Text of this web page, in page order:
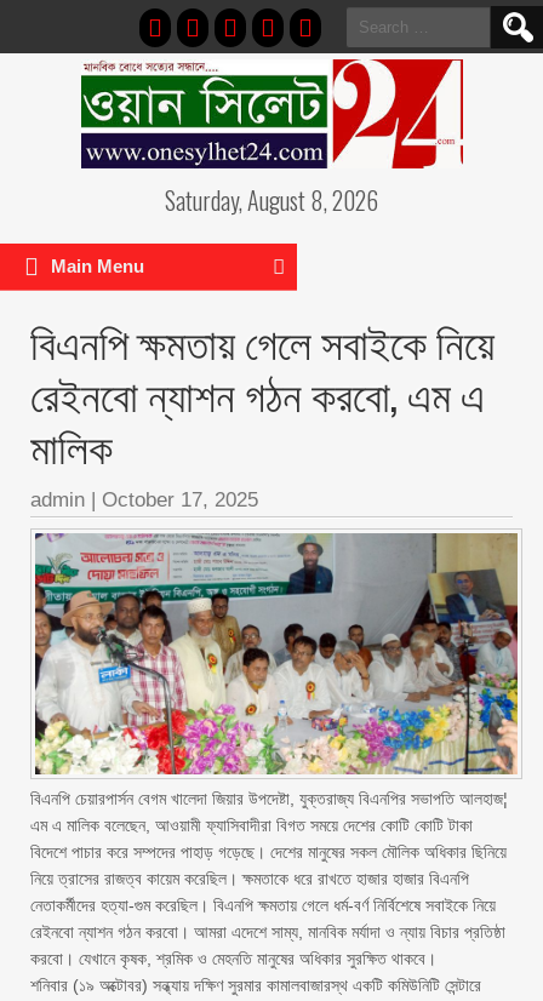
Search
for:
Saturday, August 8, 2026
Main Menu
বিএনপি ক্ষমতায় গেলে সবাইকে নিয়ে
রেইনবো ন্যাশন গঠন করবো, এম এ
মালিক
admin | October 17, 2025
‎বিএনপি চেয়ারপার্সন বেগম খালেদা জিয়ার উপদেষ্টা, যুক্তরাজ্য বিএনপির সভাপতি আলহাজ¦
এম এ মালিক বলেছেন, আওয়ামী ফ্যাসিবাদীরা বিগত সময়ে দেশের কোটি কোটি টাকা
বিদেশে পাচার করে সম্পদের পাহাড় গড়েছে। দেশের মানুষের সকল মৌলিক অধিকার ছিনিয়ে
নিয়ে ত্রাসের রাজত্ব কায়েম করেছিল। ক্ষমতাকে ধরে রাখতে হাজার হাজার বিএনপি
নেতাকর্মীদের হত্যা-গুম করেছিল। বিএনপি ক্ষমতায় গেলে ধর্ম-বর্ণ নির্বিশেষে সবাইকে নিয়ে
রেইনবো ন্যাশন গঠন করবো। আমরা এদেশে সাম্য, মানবিক মর্যাদা ও ন্যায় বিচার প্রতিষ্ঠা
করবো। যেখানে কৃষক, শ্রমিক ও মেহনতি মানুষের অধিকার সুরক্ষিত থাকবে।
শনিবার (১৯ অক্টোবর) সন্ধ্যায় দক্ষিণ সুরমার কামালবাজারস্থ একটি কমিউনিটি সেন্টারে